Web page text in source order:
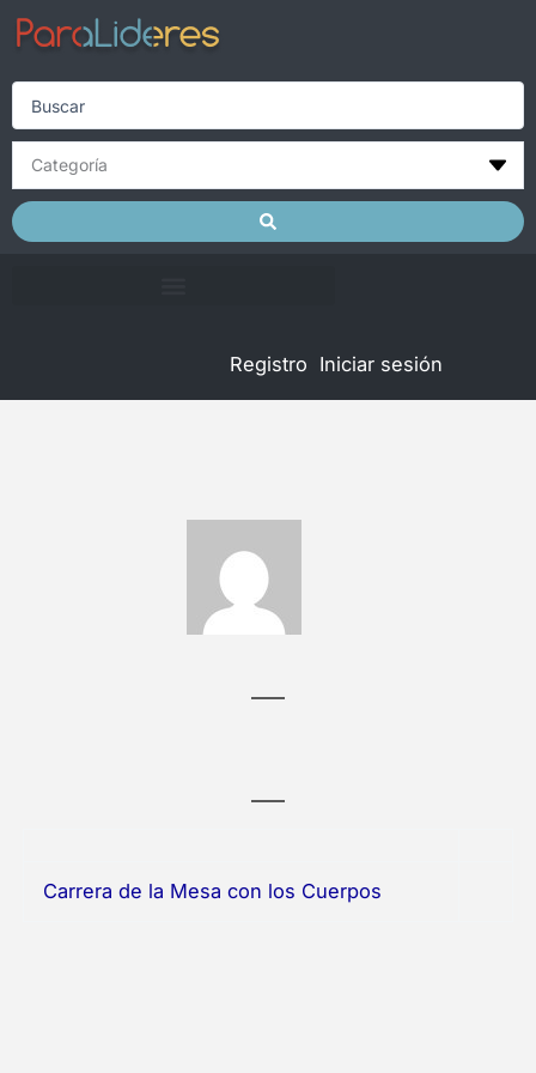
Skip
content
Search
Registro Iniciar sesión
Carrera de la Mesa con los Cuerpos